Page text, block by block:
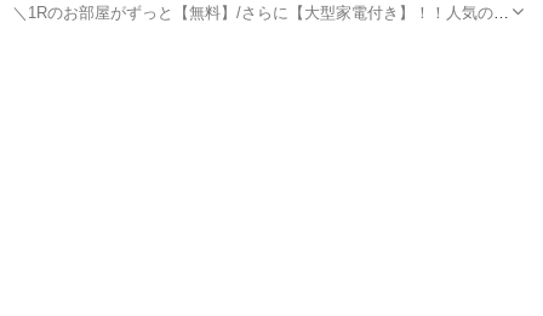
＼1Rのお部屋がずっと【無料】/さらに【大型家電付き】！！人気の日